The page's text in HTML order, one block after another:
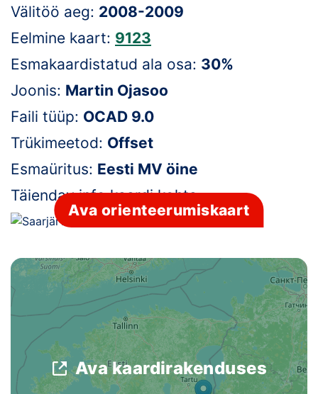
Koondised
Tule klubisse!
Tulemused
Dokumendid
Klubid
Püsirajad
Koolitused
OTSI
Välitöö aeg: 2008-2009
Eelmine kaart: 9123
Esmakaardistatud ala osa: 30%
Joonis: Martin Ojasoo
Faili tüüp: OCAD 9.0
Trükimeetod: Offset
Esmaüritus: Eesti MV öine
Täiendav info kaardi kohta:-
Ava orienteerumiskaart
Ava kaardirakenduses